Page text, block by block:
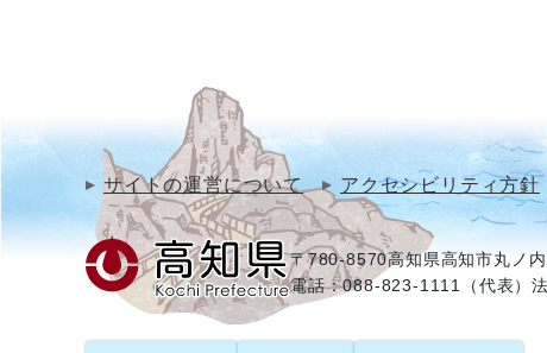
サイトの運営について アクセシビリティ方針
〒780-8570高知県高知市丸ノ
電話：088-823-1111（代表）